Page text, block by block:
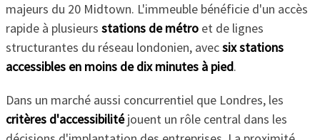
majeurs du 20 Midtown. L'immeuble bénéficie d'un accès
rapide à plusieurs stations de métroet de lignes
structurantes du réseau londonien, avecsix stations
accessibles en moins de dix minutes à pied.
Dans un marché aussi concurrentiel que Londres, les
critères d'accessibilitéjouent un rôle central dans les